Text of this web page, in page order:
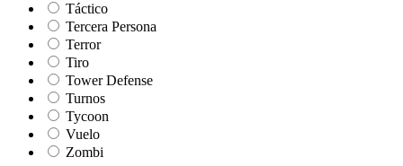
Táctico
Tercera Persona
Terror
Tiro
Tower Defense
Turnos
Tycoon
Vuelo
Zombi